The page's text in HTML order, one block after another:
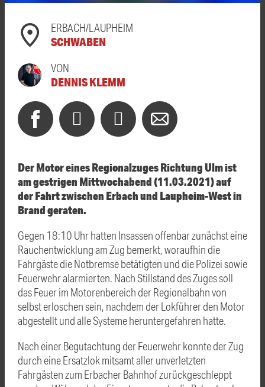
ERBACH/LAUPHEIM
SCHWABEN
VON
DENNIS KLEMM
Der Motor eines Regionalzuges Richtung Ulm ist
am gestrigen Mittwochabend (11.03.2021) auf
der Fahrt zwischen Erbach und Laupheim-West in
Brand geraten.
Gegen 18:10 Uhr hatten Insassen offenbar zunächst eine
Rauchentwicklung am Zug bemerkt, woraufhin die
Fahrgäste die Notbremse betätigten und die Polizei sowie
Feuerwehr alarmierten. Nach Stillstand des Zuges soll
das Feuer im Motorenbereich der Regionalbahn von
selbst erloschen sein, nachdem der Lokführer den Motor
abgestellt und alle Systeme heruntergefahren hatte.
Nach einer Begutachtung der Feuerwehr konnte der Zug
durch eine Ersatzlok mitsamt aller unverletzten
Fahrgästen zum Erbacher Bahnhof zurückgeschleppt